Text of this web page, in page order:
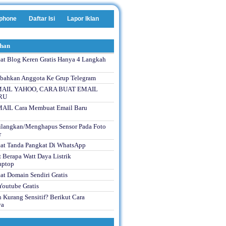
Daftar Isi Lapor Iklan
Blog Keren Gratis Hanya 4 Langkah
Anggota Ke Grup Telegram
YAHOO, CARA BUAT EMAIL
Cara Membuat Email Baru
Menghapus Sensor Pada Foto
Tanda Pangkat Di WhatsApp
Berapa Watt Daya Listrik
Domain Sendiri Gratis
Gratis
Kurang Sensitif? Berikut Cara